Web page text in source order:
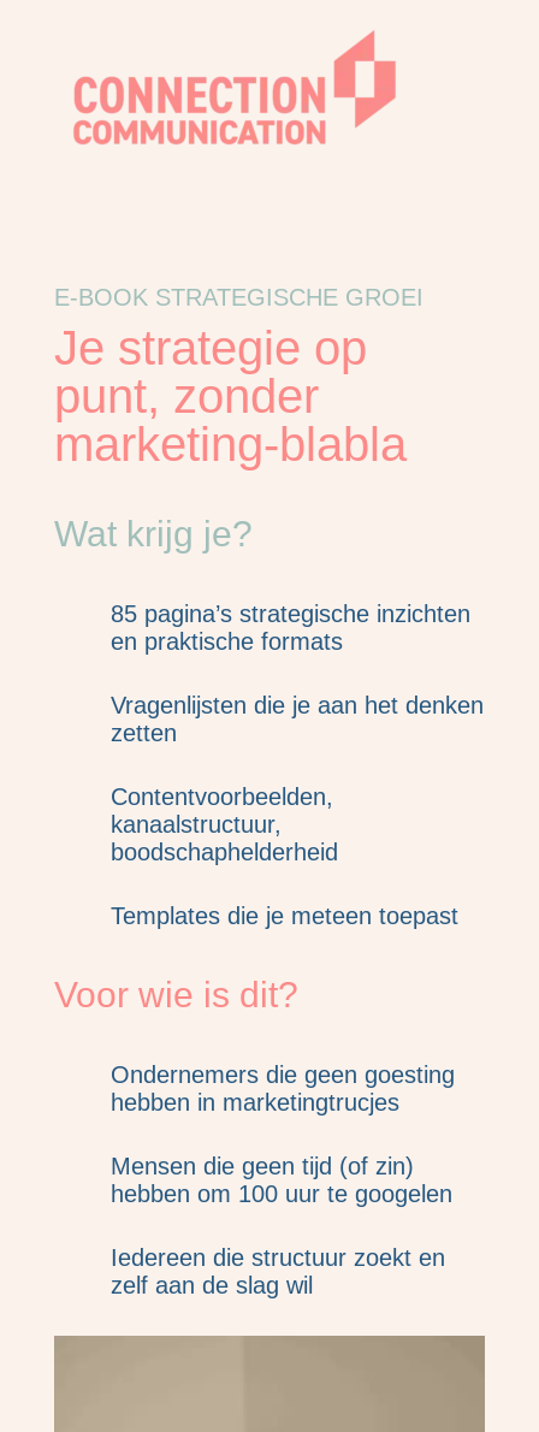
E-BOOK STRATEGISCHE GROEI
Je strategie op
punt, zonder
marketing-blabla
Wat krijg je?
85 pagina’s strategische inzichten
en praktische formats
Vragenlijsten die je aan het denken
zetten
Contentvoorbeelden,
kanaalstructuur,
boodschaphelderheid
Templates die je meteen toepast
Voor wie is dit?
Ondernemers die geen goesting
hebben in marketingtrucjes
Mensen die geen tijd (of zin)
hebben om 100 uur te googelen
Iedereen die structuur zoekt en
zelf aan de slag wil